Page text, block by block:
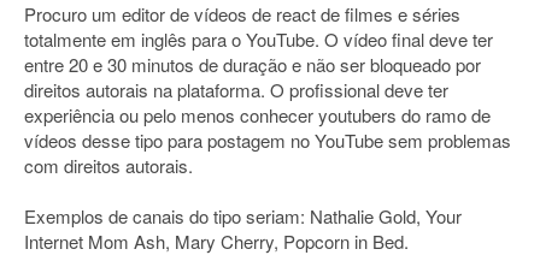
Procuro um editor de vídeos de react de filmes e séries
totalmente em inglês para o YouTube. O vídeo final deve ter
entre 20 e 30 minutos de duração e não ser bloqueado por
direitos autorais na plataforma. O profissional deve ter
experiência ou pelo menos conhecer youtubers do ramo de
vídeos desse tipo para postagem no YouTube sem problemas
com direitos autorais.
Exemplos de canais do tipo seriam: Nathalie Gold, Your
Internet Mom Ash, Mary Cherry, Popcorn in Bed.